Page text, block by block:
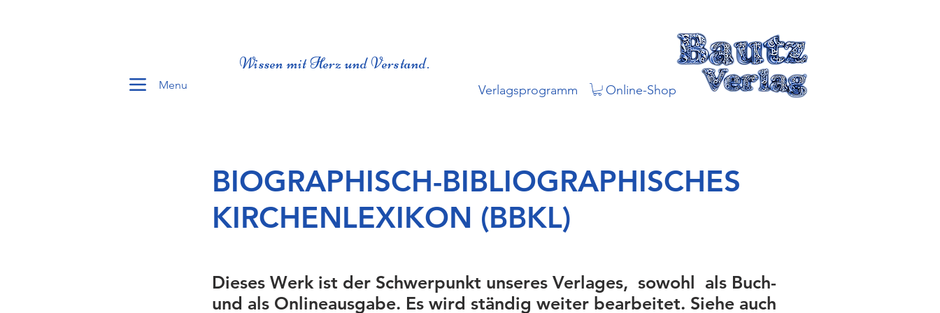
Menu
Wissen mit Herz und Verstand.
Verlagsprogramm Online-Shop
BIOGRAPHISCH-BIBLIOGRAPHISCHES
KIRCHENLEXIKON (BBKL)
Dieses Werk ist der Schwerpunkt unseres Verlages, sowohl als Buch-
und als Onlineausgabe. Es wird ständig weiter bearbeitet. Siehe auch